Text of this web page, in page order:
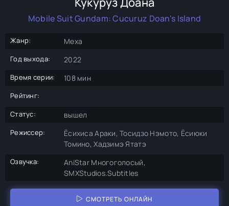
Mobile Suit Gundam: Cucuruz Doan's Island
Жанр: Меха
Год выхода: 2022
Время серии: 108 мин
Рейтинг:
Статус:
вышел
Режиссер:
Ёсихиса Араки, Тосидзо Нэмото, Ёсиюки
Томино, Хадзимэ Ятатэ
Озвучка:
AniStar Многоголосый,
SMXStudios.Subtitles
СМОТРЕТЬ ОНЛАЙН